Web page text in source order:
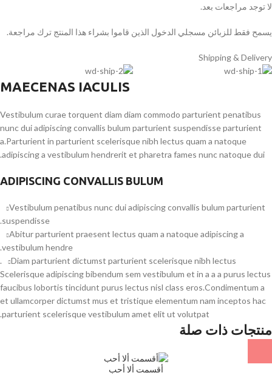
لا توجد مراجعات بعد.
يسمح فقط للزبائن مسجلي الدخول الذين قاموا بشراء هذا المنتج ترك مراجعة.
Shipping & Delivery
MAECENAS IACULIS
Vestibulum curae torquent diam diam commodo parturient penatibus
nunc dui adipiscing convallis bulum parturient suspendisse parturient
a.Parturient in parturient scelerisque nibh lectus quam a natoque
adipiscing a vestibulum hendrerit et pharetra fames nunc natoque dui.
ADIPISCING CONVALLIS BULUM
Vestibulum penatibus nunc dui adipiscing convallis bulum parturient
suspendisse.
Abitur parturient praesent lectus quam a natoque adipiscing a
vestibulum hendre.
Diam parturient dictumst parturient scelerisque nibh lectus.
Scelerisque adipiscing bibendum sem vestibulum et in a a a purus lectus
faucibus lobortis tincidunt purus lectus nisl class eros.Condimentum a
et ullamcorper dictumst mus et tristique elementum nam inceptos hac
parturient scelerisque vestibulum amet elit ut volutpat.
منتجات ذات صلة
أقسمت ألا أحب